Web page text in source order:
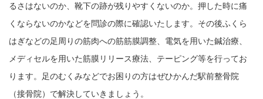
るさはないのか、靴下の跡が残りやすくないのか。押した時に痛
くならないのかなどを問診の際に確認いたします。その後ふくら
はぎなどの足周りの筋肉への筋筋膜調整、電気を用いた鍼治療、
メディセルを用いた筋膜リリース療法、テーピング等を行ってお
ります。足のむくみなどでお困りの方はぜひかんだ駅前整骨院
（接骨院）で解決していきましょう。